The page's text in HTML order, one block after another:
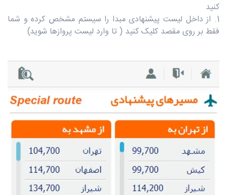
کنید
1. از داخل لیست پیشنهادی مبدا را سیستم مشخص کرده و شما
فقط بر روی مقصد کلیک کنید ( تا وارد لیست پروازها شوید)